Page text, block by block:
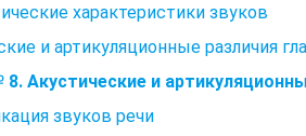
характеристики звуков
и артикуляционные различия
Акустические и
звуков речи